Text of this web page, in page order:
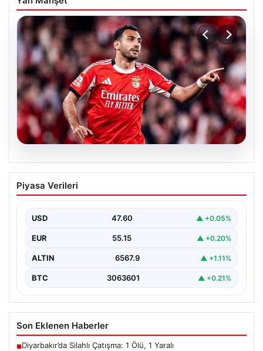
05.08.2026
Fenerbahçe’den hücum hattına dev
hamle! Benfica’nın gol makinesi
Piyasa Verileri
USD 47.60 ▲ +0.05%
EUR 55.15 ▲ +0.20%
ALTIN 6567.9 ▲ +1.11%
BTC 3063601 ▲ +0.21%
Son Eklenen Haberler
■Diyarbakır’da Silahlı Çatışma: 1 Ölü, 1 Yaralı